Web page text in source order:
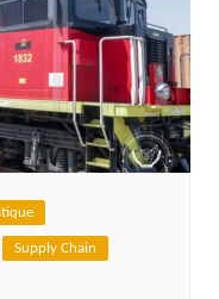
Supply Chain